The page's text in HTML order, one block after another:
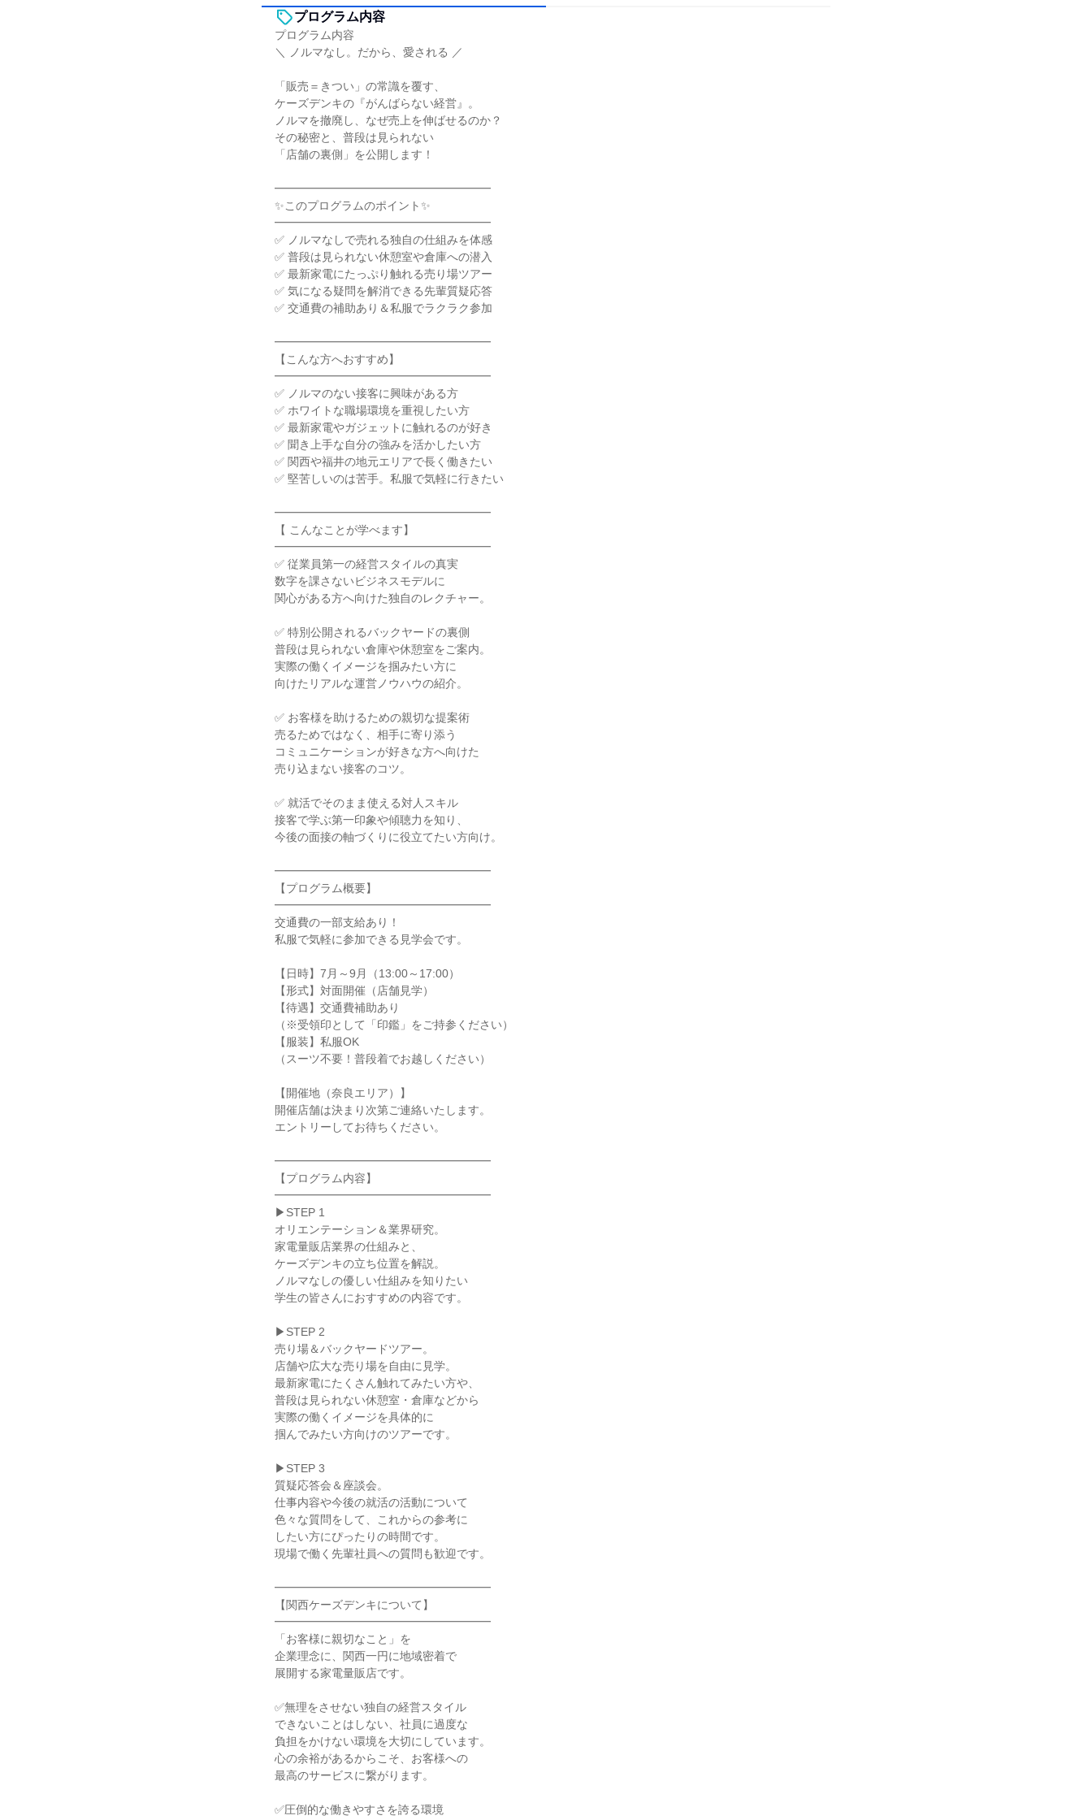
プログラム内容
プログラム内容
＼ ノルマなし。だから、愛される ／
「販売＝きつい」の常識を覆す、
ケーズデンキの『がんばらない経営』。
ノルマを撤廃し、なぜ売上を伸ばせるのか？
その秘密と、普段は見られない
「店舗の裏側」を公開します！
━━━━━━━━━━━━━━━━━━━
✨このプログラムのポイント✨
━━━━━━━━━━━━━━━━━━━
✅ ノルマなしで売れる独自の仕組みを体感
✅ 普段は見られない休憩室や倉庫への潜入
✅ 最新家電にたっぷり触れる売り場ツアー
✅ 気になる疑問を解消できる先輩質疑応答
✅ 交通費の補助あり＆私服でラクラク参加
━━━━━━━━━━━━━━━━━━━
【こんな方へおすすめ】
━━━━━━━━━━━━━━━━━━━
✅ ノルマのない接客に興味がある方
✅ ホワイトな職場環境を重視したい方
✅ 最新家電やガジェットに触れるのが好き
✅ 聞き上手な自分の強みを活かしたい方
✅ 関西や福井の地元エリアで長く働きたい
✅ 堅苦しいのは苦手。私服で気軽に行きたい
━━━━━━━━━━━━━━━━━━━
【 こんなことが学べます】
━━━━━━━━━━━━━━━━━━━
✅ 従業員第一の経営スタイルの真実
数字を課さないビジネスモデルに
関心がある方へ向けた独自のレクチャー。
✅ 特別公開されるバックヤードの裏側
普段は見られない倉庫や休憩室をご案内。
実際の働くイメージを掴みたい方に
向けたリアルな運営ノウハウの紹介。
✅ お客様を助けるための親切な提案術
売るためではなく、相手に寄り添う
コミュニケーションが好きな方へ向けた
売り込まない接客のコツ。
✅ 就活でそのまま使える対人スキル
接客で学ぶ第一印象や傾聴力を知り、
今後の面接の軸づくりに役立てたい方向け。
━━━━━━━━━━━━━━━━━━━
【プログラム概要】
━━━━━━━━━━━━━━━━━━━
交通費の一部支給あり！
私服で気軽に参加できる見学会です。
【日時】7月～9月（13:00～17:00）
【形式】対面開催（店舗見学）
【待遇】交通費補助あり
（※受領印として「印鑑」をご持参ください）
【服装】私服OK
（スーツ不要！普段着でお越しください）
【開催地（奈良エリア）】
開催店舗は決まり次第ご連絡いたします。
エントリーしてお待ちください。
━━━━━━━━━━━━━━━━━━━
【プログラム内容】
━━━━━━━━━━━━━━━━━━━
▶STEP 1
オリエンテーション＆業界研究。
家電量販店業界の仕組みと、
ケーズデンキの立ち位置を解説。
ノルマなしの優しい仕組みを知りたい
学生の皆さんにおすすめの内容です。
▶STEP 2
売り場＆バックヤードツアー。
店舗や広大な売り場を自由に見学。
最新家電にたくさん触れてみたい方や、
普段は見られない休憩室・倉庫などから
実際の働くイメージを具体的に
掴んでみたい方向けのツアーです。
▶STEP 3
質疑応答会＆座談会。
仕事内容や今後の就活の活動について
色々な質問をして、これからの参考に
したい方にぴったりの時間です。
現場で働く先輩社員への質問も歓迎です。
━━━━━━━━━━━━━━━━━━━
【関西ケーズデンキについて】
━━━━━━━━━━━━━━━━━━━
「お客様に親切なこと」を
企業理念に、関西一円に地域密着で
展開する家電量販店です。
✅無理をさせない独自の経営スタイル
できないことはしない、社員に過度な
負担をかけない環境を大切にしています。
心の余裕があるからこそ、お客様への
最高のサービスに繋がります。
✅圧倒的な働きやすさを誇る環境